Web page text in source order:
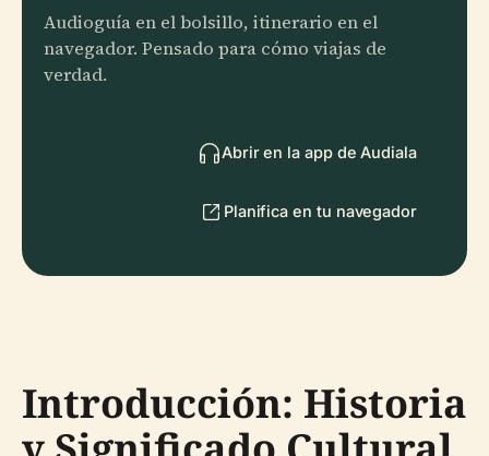
Audioguía en el bolsillo, itinerario en el
navegador. Pensado para cómo viajas de
verdad.
Abrir en la app de Audiala
Planifica en tu navegador
Introducción: Historia